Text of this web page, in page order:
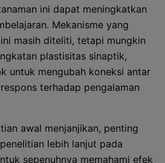
ini dapat meningkatkan
Mekanisme yang
masih diteliti, tetapi mungkin
plastisitas sinaptik,
untuk mengubah koneksi antar
terhadap pengalaman
awal menjanjikan, penting
lebih lanjut pada
sepenuhnya memahami efek